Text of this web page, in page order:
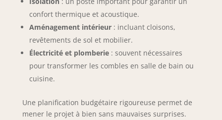
confort thermique et acoustique.
Aménagement intérieur: incluant cloisons,
revêtements de sol et mobilier.
Électricité et plomberie: souvent nécessaires
pour transformer les combles en salle de bain ou
cuisine.
Une planification budgétaire rigoureuse permet de
mener le projet à bien sans mauvaises surprises.